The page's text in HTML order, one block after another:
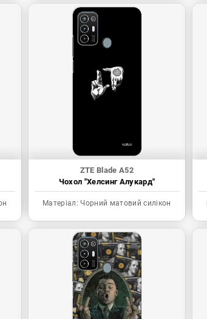
ZTE Blade A52
Чохол "Хелсинг Алукард"
Матеріал: Чорний матовий силікон